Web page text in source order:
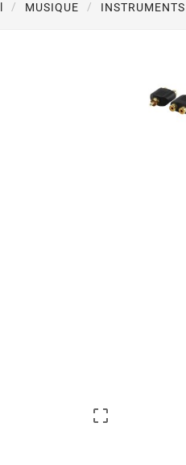
MUSIQUE INSTRUMENTS
